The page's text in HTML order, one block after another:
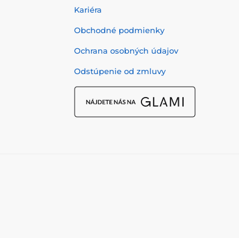
Kariéra
Obchodné podmienky
Ochrana osobných údajov
Odstúpenie od zmluvy